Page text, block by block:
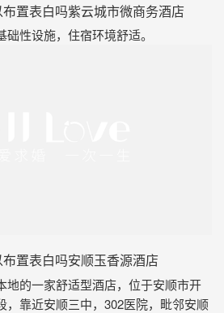
置表白吗紫云城市微商务酒店
性设施，住宿环境舒适。
置表白吗安顺玉香源酒店
地的一家舒适型酒店，位于安顺市开
，靠近安顺三中，302医院，毗邻安顺